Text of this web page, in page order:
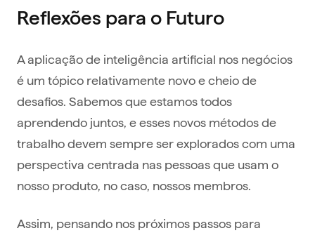
Reflexões para o Futuro
A aplicação de inteligência artificial nos negócios
é um tópico relativamente novo e cheio de
desafios. Sabemos que estamos todos
aprendendo juntos, e esses novos métodos de
trabalho devem sempre ser explorados com uma
perspectiva centrada nas pessoas que usam o
nosso produto, no caso, nossos membros.
Assim, pensando nos próximos passos para